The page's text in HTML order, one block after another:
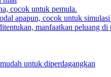
cocok untuk pemula.
apapun, cocok untuk
manfaatkan peluang di
untuk diperdagangkan